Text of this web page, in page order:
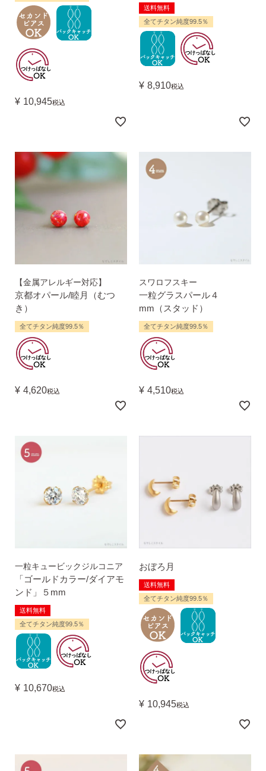
¥ 10,945税込
送料無料
全てチタン純度99.5％
¥ 8,910税込
【金属アレルギー対応】
京都オパール/睦月（むつ
き）
全てチタン純度99.5％
¥ 4,620税込
スワロフスキー
一粒グラスパール４
mm（スタッド）
全てチタン純度99.5％
¥ 4,510税込
一粒キュービックジルコニア
「ゴールドカラー/ダイアモ
ンド」５mm
送料無料
全てチタン純度99.5％
¥ 10,670税込
おぼろ月
送料無料
全てチタン純度99.5％
¥ 10,945税込